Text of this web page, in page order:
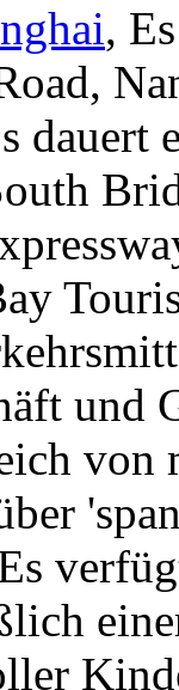
,
dauert
und
von